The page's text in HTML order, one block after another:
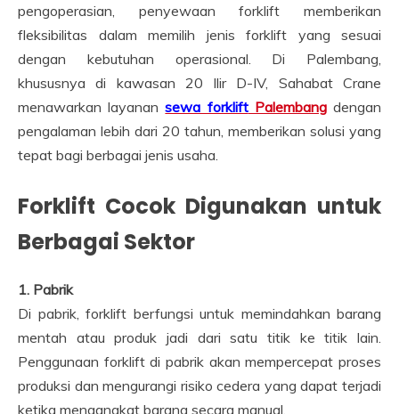
pengoperasian, penyewaan forklift memberikan
fleksibilitas dalam memilih jenis forklift yang sesuai
dengan kebutuhan operasional. Di Palembang,
khususnya di kawasan 20 Ilir D-IV, Sahabat Crane
menawarkan layanansewa forkliftPalembangdengan
pengalaman lebih dari 20 tahun, memberikan solusi yang
tepat bagi berbagai jenis usaha.
Forklift Cocok Digunakan untuk
Berbagai Sektor
1. Pabrik
Di pabrik, forklift berfungsi untuk memindahkan barang
mentah atau produk jadi dari satu titik ke titik lain.
Penggunaan forklift di pabrik akan mempercepat proses
produksi dan mengurangi risiko cedera yang dapat terjadi
ketika mengangkat barang secara manual.